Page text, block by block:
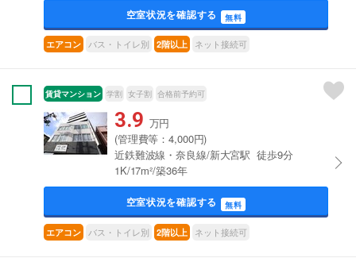
空室状況を確認する 無料
エアコン バス・トイレ別 2階以上 ネット接続可
賃貸マンション 学割 女子割 合格前予約可
3.9 万円
(管理費等：4,000円)
近鉄難波線・奈良線/新大宮駅 徒歩9分
1K/17m²/築36年
空室状況を確認する 無料
エアコン バス・トイレ別 2階以上 ネット接続可